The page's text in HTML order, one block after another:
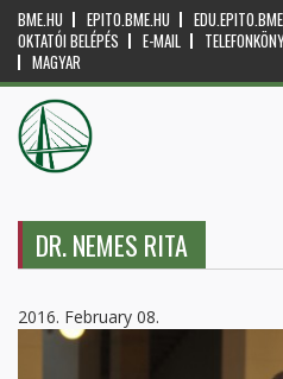
BME.HU EPITO.BME.HU
OKTATÓI BELÉPÉS
E-MAIL
MAGYAR
DR. NEMES RITA
2016. February 08.